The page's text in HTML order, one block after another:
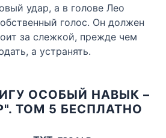
удар, а в голове Лео
голос. Он должен
за слежкой, прежде чем
а устранять.
ОСОБЫЙ НАВЫК –
ТОМ 5 БЕСПЛАТНО